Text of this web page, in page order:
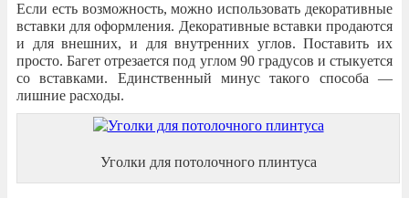
Если есть возможность, можно использовать декоративные
вставки для оформления. Декоративные вставки продаются
и для внешних, и для внутренних углов. Поставить их
просто. Багет отрезается под углом 90 градусов и стыкуется
со вставками. Единственный минус такого способа —
лишние расходы.
Уголки для потолочного плинтуса